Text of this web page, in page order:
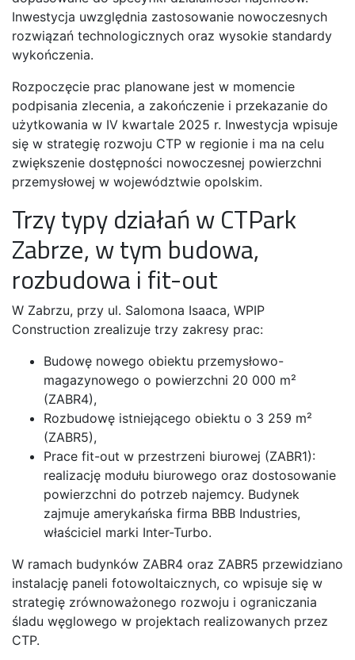
Inwestycja uwzględnia zastosowanie nowoczesnych
rozwiązań technologicznych oraz wysokie standardy
wykończenia.
Rozpoczęcie prac planowane jest w momencie
podpisania zlecenia, a zakończenie i przekazanie do
użytkowania w IV kwartale 2025 r. Inwestycja wpisuje
się w strategię rozwoju CTP w regionie i ma na celu
zwiększenie dostępności nowoczesnej powierzchni
przemysłowej w województwie opolskim.
Trzy typy działań w CTPark
Zabrze, w tym budowa,
rozbudowa i fit-out
W Zabrzu, przy ul. Salomona Isaaca, WPIP
Construction zrealizuje trzy zakresy prac:
Budowę nowego obiektu przemysłowo-
magazynowego o powierzchni 20 000 m²
(ZABR4),
Rozbudowę istniejącego obiektu o 3 259 m²
(ZABR5),
Prace fit-out w przestrzeni biurowej (ZABR1):
realizację modułu biurowego oraz dostosowanie
powierzchni do potrzeb najemcy. Budynek
zajmuje amerykańska firma BBB Industries,
właściciel marki Inter-Turbo.
W ramach budynków ZABR4 oraz ZABR5 przewidziano
instalację paneli fotowoltaicznych, co wpisuje się w
strategię zrównoważonego rozwoju i ograniczania
śladu węglowego w projektach realizowanych przez
CTP.